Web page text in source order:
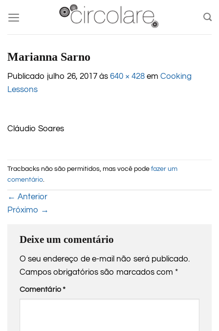
content
Marianna Sarno
Publicado julho 26, 2017 às 640 × 428 em Cooking
Lessons
Cláudio Soares
Tracbacks não são permitidos, mas você pode fazer um
comentário.
← Anterior
Próximo →
Deixe um comentário
O seu endereço de e-mail não será publicado.
Campos obrigatórios são marcados com *
Comentário*